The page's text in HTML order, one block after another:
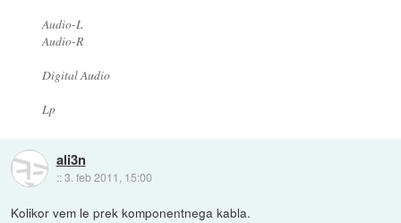
Audio-L
Audio-R
Digital Audio
Lp
ali3n
::3. feb 2011, 15:00
Kolikor vem le prek komponentnega kabla.